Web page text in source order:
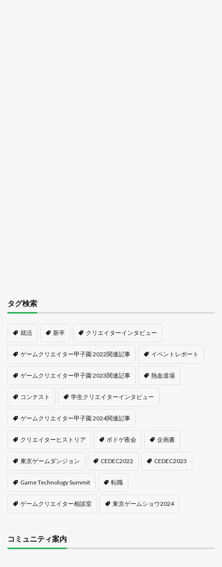
タグ検索
就活 新卒 クリエイターインタビュー
ゲームクリエイター甲子園 2022関連記事 イベントレポート
ゲームクリエイター甲子園 2023関連記事 熱血道場
コンテスト 学生クリエイターインタビュー
ゲームクリエイター甲子園 2024関連記事
クリエイターヒストリア ボドゲ夜会 企画書
東京ゲームダンジョン CEDEC2022 CEDEC2023
Game Technology Summit 転職
ゲームクリエイター相談室 東京ゲームショウ2024
コミュニティ案内